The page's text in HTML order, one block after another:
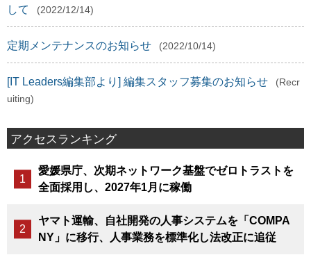
して
(2022/12/14)
定期メンテナンスのお知らせ (2022/10/14)
[IT Leaders編集部より] 編集スタッフ募集のお知らせ
(Recr
uiting)
アクセスランキング
愛媛県庁、次期ネットワーク基盤でゼロトラストを
全面採用し、2027年1月に稼働
ヤマト運輸、自社開発の人事システムを「COMPA
NY」に移行、人事業務を標準化し法改正に追従